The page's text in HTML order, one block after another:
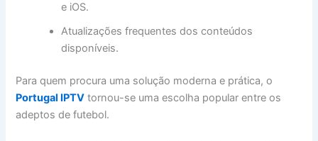
e iOS.
Atualizações frequentes dos conteúdos
disponíveis.
Para quem procura uma solução moderna e prática, o
Portugal IPTV tornou-se uma escolha popular entre os
adeptos de futebol.